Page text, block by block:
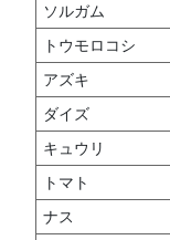
ソルガム
トウモロコシ
アズキ
ダイズ
キュウリ
トマト
ナス